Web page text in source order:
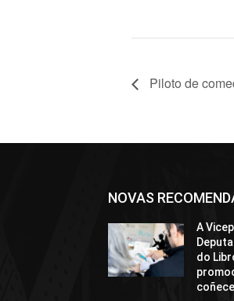
Piloto de
NOVAS
A
do